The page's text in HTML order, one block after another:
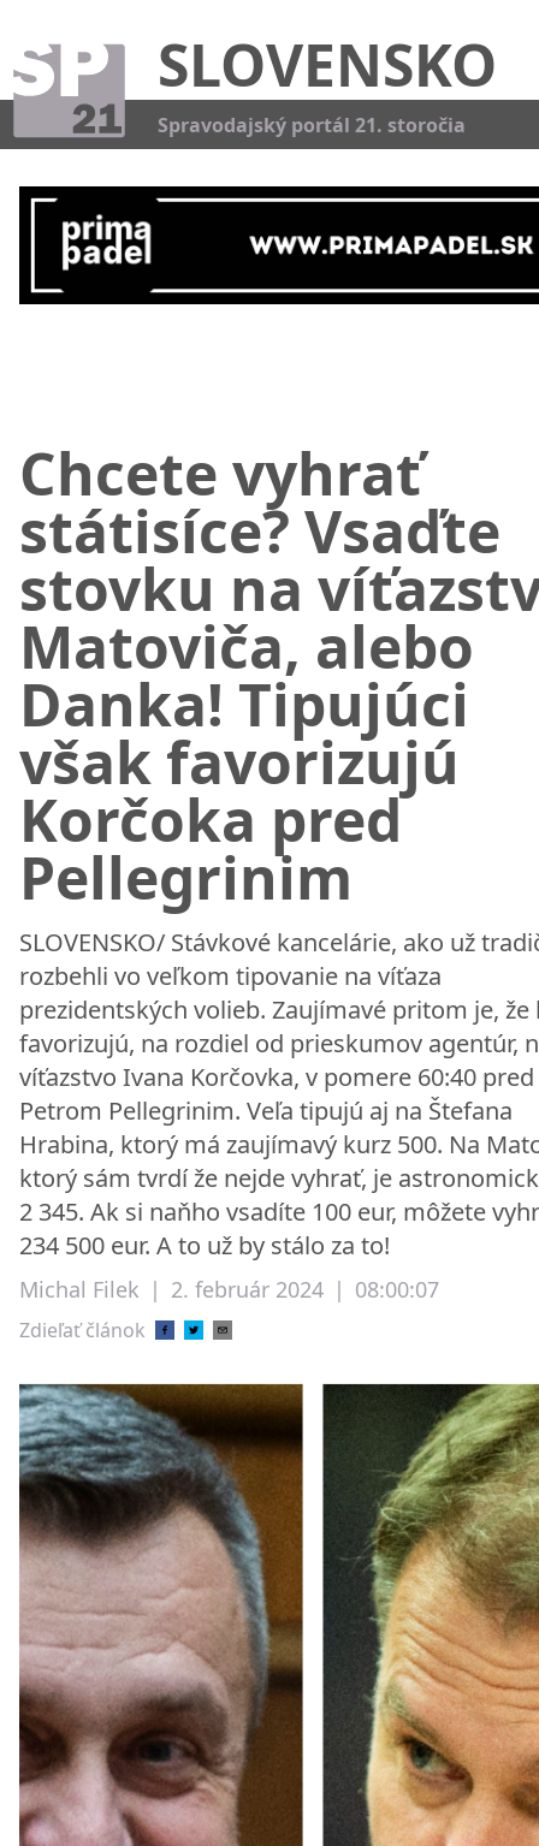
SLOVENSKO
Spravodajský portál 21. storočia
Chcete vyhrať
státisíce? Vsaďte
stovku na
Matoviča, alebo
Danka! Tipujúci
však favorizujú
Korčoka pred
Pellegrinim
SLOVENSKO/ Stávkové kancelárie, ako už
rozbehli vo veľkom tipovanie na víťaza
prezidentských volieb. Zaujímavé pritom je, že
favorizujú, na rozdiel od prieskumov agentúr,
víťazstvo Ivana Korčovka, v pomere 60:40 pred
Petrom Pellegrinim. Veľa tipujú aj na Štefana
Hrabina, ktorý má zaujímavý kurz 500. Na
ktorý sám tvrdí že nejde vyhrať, je
2 345. Ak si naňho vsadíte 100 eur, môžete
234 500 eur. A to už by stálo za to!
Michal Filek | 2. február 2024 | 08:00:07
Zdieľať článok